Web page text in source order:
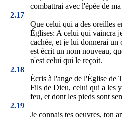
combattrai avec l'épée de
2.17
Que celui qui a des oreilles
Églises: A celui qui vaincra
cachée, et je lui donnerai
est écrit un nom nouveau,
n'est celui qui le reçoit.
2.18
Écris à l'ange de l'Église de
Fils de Dieu, celui qui a les
feu, et dont les pieds sont
2.19
Je connais tes oeuvres, ton